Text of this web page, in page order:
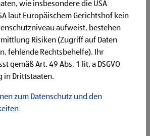
(Nachmittagsdienst) sowie jeden
06:00 bis 12:00 Uhr
ich mitbringe
erforderlich
selbstständige Arbeitsweise
anspruchsvollen Tätigkeiten
überzeugen
wie insbesondere die USA
laut Europäischem Gerichtshof kein
aufweist, bestehen
Risiken (Zugriff auf Daten
fehlende Rechtsbehelfe). Ihr
gemäß Art. 49 Abs. 1 lit. a DSGVO
in Drittstaaten.
zum Datenschutz und den